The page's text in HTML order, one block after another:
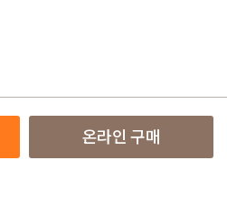
온라인 구매